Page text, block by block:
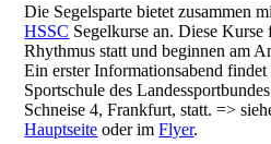
Die Segelsparte bietet zusammen
HSSC Segelkurse an. Diese
Rhythmus statt und beginnen am
Ein erster Informationsabend
Sportschule des
Schneise 4, Frankfurt, statt. =>
Hauptseite oder imFlyer.